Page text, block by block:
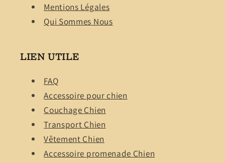
Mentions Légales
Qui Sommes Nous
LIEN UTILE
FAQ
Accessoire pour chien
Couchage Chien
Transport Chien
Vêtement Chien
Accessoire promenade Chien